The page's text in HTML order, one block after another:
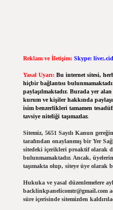
Reklam ve İletişim: Skype:
Yasal Uyarı: Bu internet sitesi,
hiçbir bağlantısı
paylaşılmaktadır. Burada yer
kurum ve kişiler hakkında
isim benzerlikleri tamamen
tavsiye niteliği taşımazlar.
Sitemiz, 5651 Sayılı Kanun
tarafından onaylanmış bir Yer
sitedeki içerikleri proaktif olarak
bulunmamaktadır. Ancak,
taşımakta olup, siteye üye olarak
Hukuka ve yasal düzenlemelere
backlinkpanelicomtr@gmail.com
süre içerisinde sitemizden